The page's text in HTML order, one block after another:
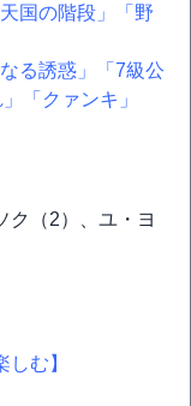
天国の階段」
「野
る誘惑」
「7級公
「クァンキ」
ク（2）、ユ・ヨ
しむ】